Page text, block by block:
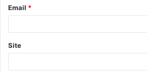
Email *
Site